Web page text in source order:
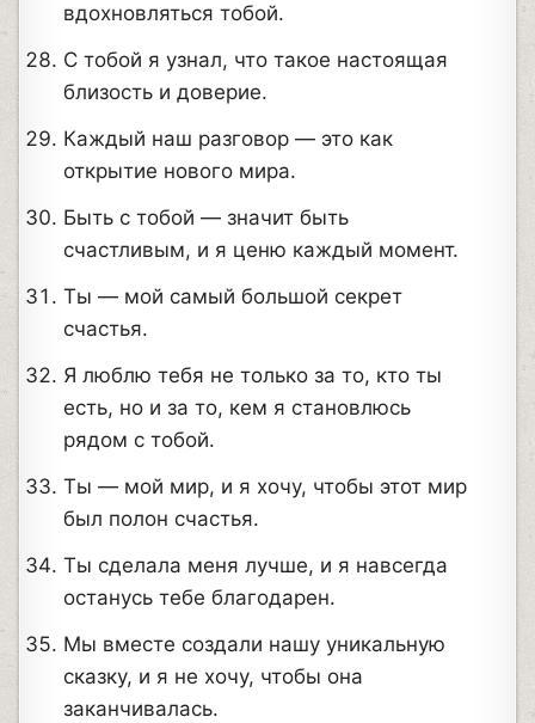
вдохновляться тобой.
С тобой я узнал, что такое настоящая
близость и доверие.
Каждый наш разговор — это как
открытие нового мира.
Быть с тобой — значит быть
счастливым, и я ценю каждый момент.
Ты — мой самый большой секрет
счастья.
Я люблю тебя не только за то, кто ты
есть, но и за то, кем я становлюсь
рядом с тобой.
Ты — мой мир, и я хочу, чтобы этот мир
был полон счастья.
Ты сделала меня лучше, и я навсегда
останусь тебе благодарен.
Мы вместе создали нашу уникальную
сказку, и я не хочу, чтобы она
заканчивалась.